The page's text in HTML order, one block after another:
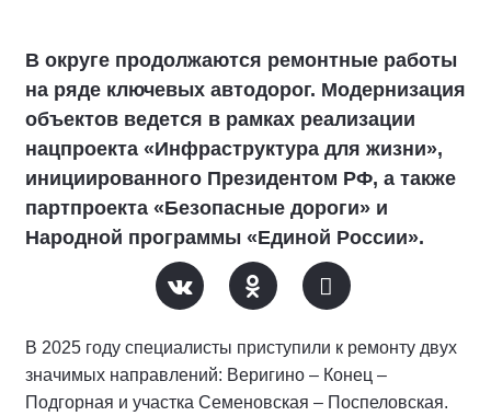
В округе продолжаются ремонтные работы
на ряде ключевых автодорог. Модернизация
объектов ведется в рамках реализации
нацпроекта «Инфраструктура для жизни»,
инициированного Президентом РФ, а также
партпроекта «Безопасные дороги» и
Народной программы «Единой России».
В 2025 году специалисты приступили к ремонту двух
значимых направлений: Веригино – Конец –
Подгорная и участка Семеновская – Поспеловская.